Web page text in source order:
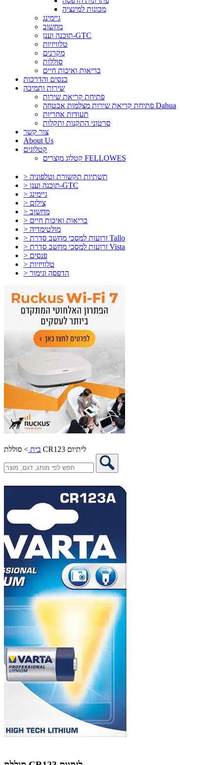
מכונות למינציה
גיימינג
מחשוב
תוכנה וענן-GTC
טלוויזיות
מקרנים
סוללות
בריאות ואיכות חיים
כנסים והדרכות
שירות ותמיכה
פתיחת קריאת שירות
פתיחת קריאת שירות מצלמות אבטחה Dahua
תעודות אחריות
סרטוני התקנות ותקלות
צור קשר
About Us
קטלוגים
קטלוג מוצרים FELLOWES
> תשתיות תקשורת וטלפוניה
> תוכנה וענן-GTC
> גיימינג
> צילום
> מחשוב
> בריאות ואיכות חיים
> מולטימדיה
> זרועות למסכי מחשב סדרת Tallo
> זרועות למסכי מחשב סדרת Vista
> פנסים
> טלוויזיות
> הדפסה וגימור
בית > סוללת CR123 ליתיום